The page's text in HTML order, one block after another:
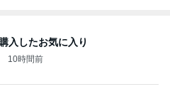
入したお気に入り
10時間前